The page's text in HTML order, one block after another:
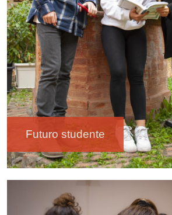
Futuro studente